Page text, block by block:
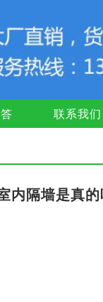
联系我们
内隔墙是真的